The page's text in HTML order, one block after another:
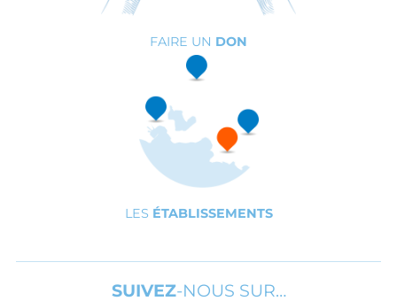
FAIRE UN DON
LES ÉTABLISSEMENTS
SUIVEZ-NOUS SUR…